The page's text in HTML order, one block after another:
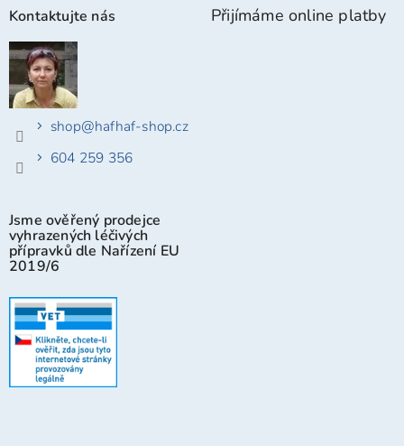
Kontaktujte nás
shop@hafhaf-shop.cz
604 259 356
Jsme ověřený prodejce
vyhrazených léčivých
přípravků dle Nařízení EU
2019/6
Přijímáme online platby